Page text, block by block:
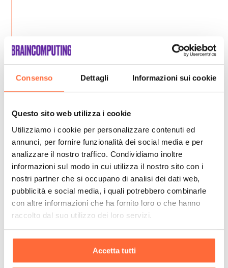
Consenso Dettagli Informazioni sui cookie
Questo sito web utilizza i cookie
Utilizziamo i cookie per personalizzare contenuti ed
annunci, per fornire funzionalità dei social media e per
analizzare il nostro traffico. Condividiamo inoltre
informazioni sul modo in cui utilizza il nostro sito con i
nostri partner che si occupano di analisi dei dati web,
pubblicità e social media, i quali potrebbero combinarle
con altre informazioni che ha fornito loro o che hanno
raccolto dal suo utilizzo dei loro servizi.
Accetta tutti